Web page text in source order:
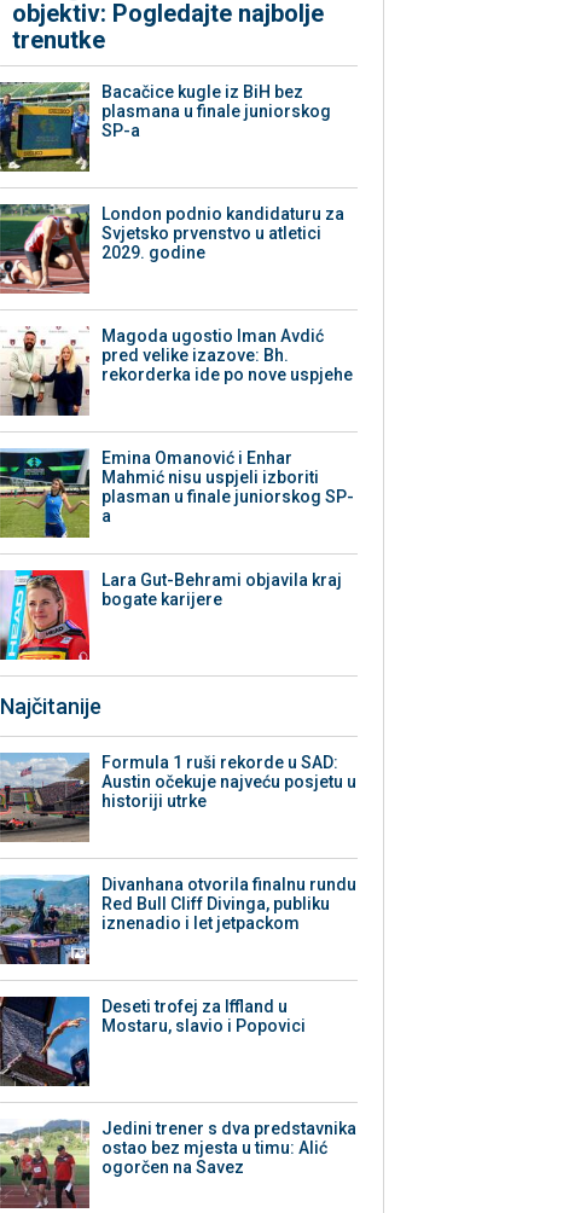
objektiv: Pogledajte najbolje
trenutke
Bacačice kugle iz BiH bez
plasmana u finale juniorskog
SP-a
London podnio kandidaturu za
Svjetsko prvenstvo u atletici
2029. godine
Magoda ugostio Iman Avdić
pred velike izazove: Bh.
rekorderka ide po nove uspjehe
Emina Omanović i Enhar
Mahmić nisu uspjeli izboriti
plasman u finale juniorskog SP-
a
Lara Gut-Behrami objavila kraj
bogate karijere
Najčitanije
Formula 1 ruši rekorde u SAD:
Austin očekuje najveću posjetu u
historiji utrke
Divanhana otvorila finalnu rundu
Red Bull Cliff Divinga, publiku
iznenadio i let jetpackom
Deseti trofej za Iffland u
Mostaru, slavio i Popovici
Jedini trener s dva predstavnika
ostao bez mjesta u timu: Alić
ogorčen na Savez